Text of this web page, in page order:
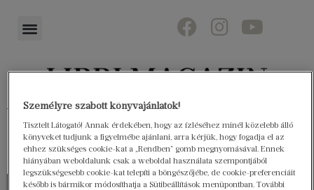
Könyvektől az olvasókig
Személyre szabott könyvajánlatok!
Tisztelt Látogató! Annak érdekében, hogy az ízléséhez minél közelebb álló
könyveket tudjunk a figyelmébe ajánlani, arra kérjük, hogy fogadja el az
ehhez szükséges cookie-kat a „Rendben” gomb megnyomásával. Ennek
hiányában weboldalunk csak a weboldal használata szempontjából
legszükségesebb cookie-kat telepíti a böngészőjébe, de cookie-preferenciáit
később is bármikor módosíthatja a Sütibeállítások menüpontban. További